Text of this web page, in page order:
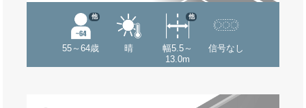
55～64歳
他
晴
幅5.5～
13.0m
他
信号なし